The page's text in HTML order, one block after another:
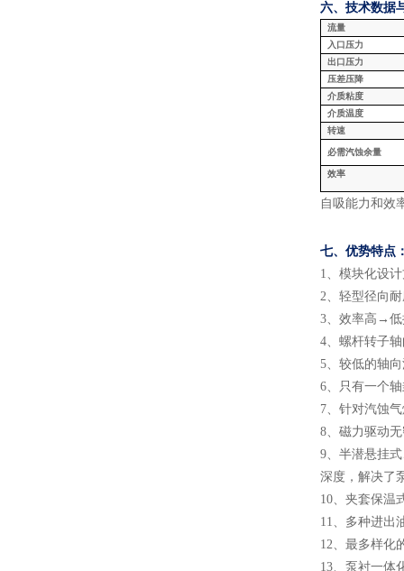
六、技术数据
流量
入口压力
出口压力
压差压降
介质粘度
介质温度
转速
必需汽蚀余量
效率
自吸能力和效
七、 优势特点
1、 模块化设
2、 轻型径向
3、 效率高 →低
4、 螺杆转子
5、 较低的轴
6、
只有一个
7、 针对汽蚀
8、 磁力驱动
9、 半潜悬挂
深度，解决了
10、 夹套保温
11、 多种进出
12、 最多样化
13、 泵衬一体